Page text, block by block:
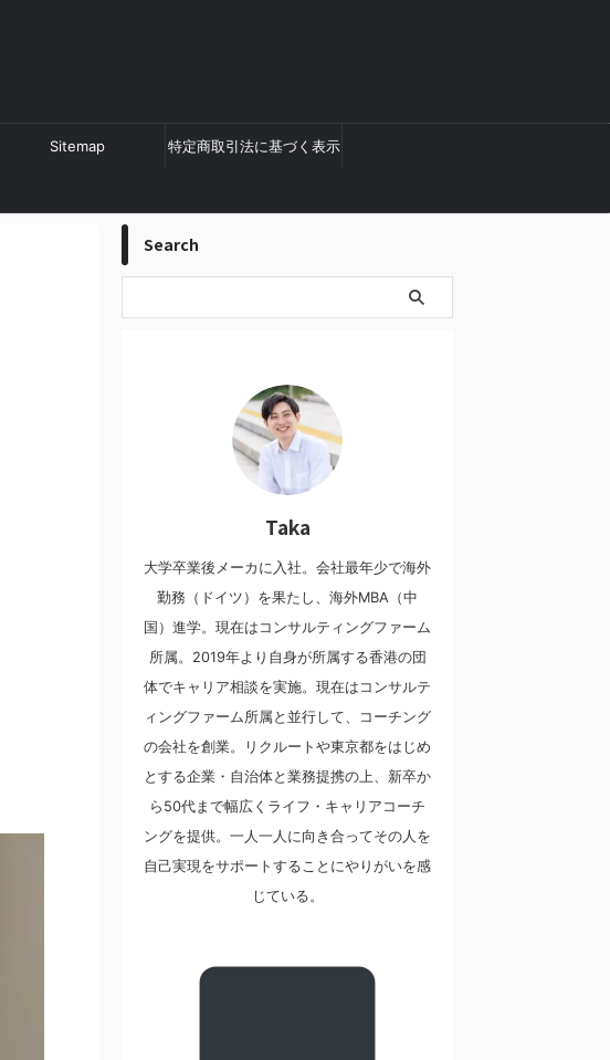
Sitemap 特定商取引法に基づく表示
Search
Taka
大学卒業後メーカに入社。会社最年少で海外
勤務（ドイツ）を果たし、海外MBA（中
国）進学。現在はコンサルティングファーム
所属。2019年より自身が所属する香港の団
体でキャリア相談を実施。現在はコンサルテ
ィングファーム所属と並行して、コーチング
の会社を創業。リクルートや東京都をはじめ
とする企業・自治体と業務提携の上、新卒か
ら50代まで幅広くライフ・キャリアコーチ
ングを提供。一人一人に向き合ってその人を
自己実現をサポートすることにやりがいを感
じている。